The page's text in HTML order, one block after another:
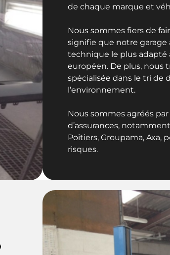
de chaque marque et
Nous sommes fiers de
signifie que notre
technique le plus adapté
européen. De plus, nous
spécialisée dans le tri de
l’environnement.
Nous sommes agréés
d’assurances,
Poitiers, Groupama, Axa,
risques.